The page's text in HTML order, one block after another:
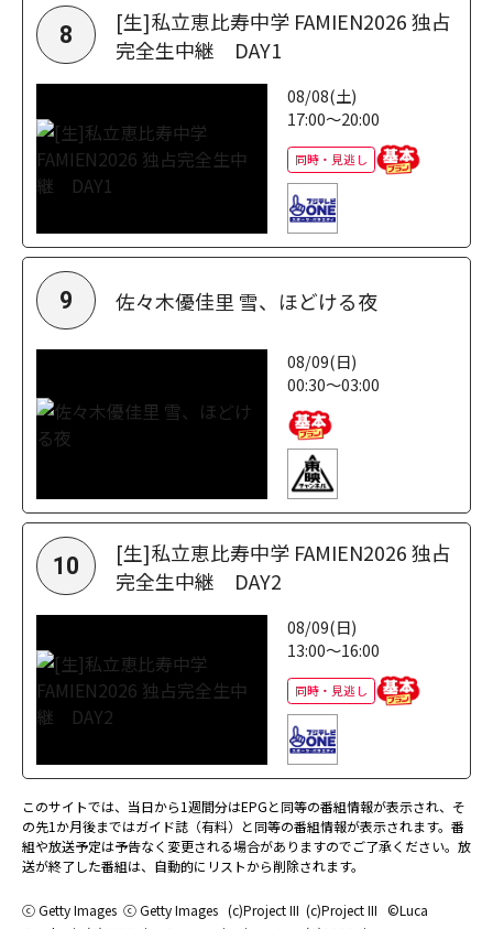
8
[生]私立恵比寿中学 FAMIEN2026 独占
完全生中継 DAY1
08/08(土)
17:00～20:00
同時・見逃し
9 佐々木優佳里 雪、ほどける夜
08/09(日)
00:30～03:00
10
[生]私立恵比寿中学 FAMIEN2026 独占
完全生中継 DAY2
08/09(日)
13:00～16:00
同時・見逃し
このサイトでは、当日から1週間分はEPGと同等の番組情報が表示され、そ
の先1か月後まではガイド誌（有料）と同等の番組情報が表示されます。番
組や放送予定は予告なく変更される場合がありますのでご了承ください。放
送が終了した番組は、自動的にリストから削除されます。
ⓒ Getty Images ⓒ Getty Images (c)Project III (c)Project III ©Luca